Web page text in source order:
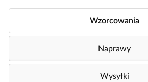
Wzorcowania
Naprawy
Wysyłki